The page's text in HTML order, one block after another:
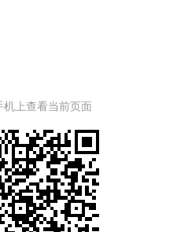
机上查看当前页面